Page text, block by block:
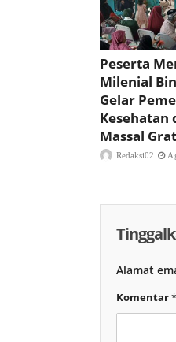
Peserta
Milenial
Gelar
Kesehatan
Massal
Redaksi02
Alamat
Komentar*